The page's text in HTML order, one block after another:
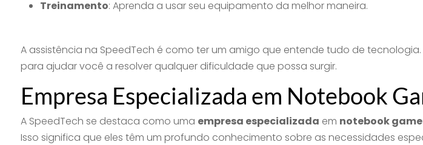
Treinamento: Aprenda a usar seu equipamento da melhor maneira.
A assistência na SpeedTech é como ter um amigo que entende tudo de
para ajudar você a resolver qualquer dificuldade que possa surgir.
Empresa Especializada em Notebook
A SpeedTech se destaca como uma empresa especializada em notebook
Isso significa que eles têm um profundo conhecimento sobre as necessidades